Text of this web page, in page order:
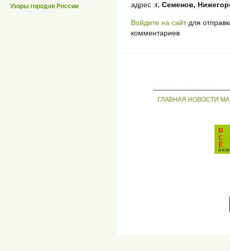
Узоры городов России
адрес :г. Семенов,
Войдите на сайтдля
комментариев
ГЛАВНАЯ НОВОСТИ